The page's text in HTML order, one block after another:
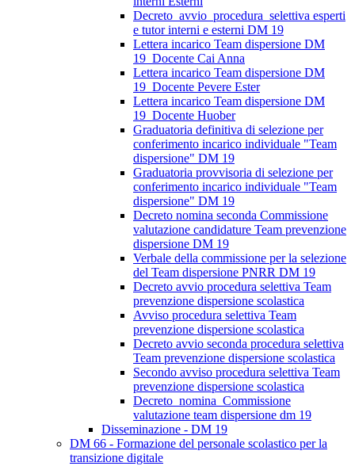
Decreto_avvio_procedura_selettiva esperti
e tutor interni e esterni DM 19
Lettera incarico Team dispersione DM
19_Docente Cai Anna
Lettera incarico Team dispersione DM
19_Docente Pevere Ester
Lettera incarico Team dispersione DM
19_Docente Huober
Graduatoria definitiva di selezione per
conferimento incarico individuale "Team
dispersione" DM 19
Graduatoria provvisoria di selezione per
conferimento incarico individuale "Team
dispersione" DM 19
Decreto nomina seconda Commissione
valutazione candidature Team prevenzione
dispersione DM 19
Verbale della commissione per la selezione
del Team dispersione PNRR DM 19
Decreto avvio procedura selettiva Team
prevenzione dispersione scolastica
Avviso procedura selettiva Team
prevenzione dispersione scolastica
Decreto avvio seconda procedura selettiva
Team prevenzione dispersione scolastica
Secondo avviso procedura selettiva Team
prevenzione dispersione scolastica
Decreto_nomina_Commissione
valutazione team dispersione dm 19
Disseminazione - DM 19
DM 66 - Formazione del personale scolastico per la
transizione digitale